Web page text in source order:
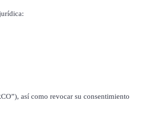
así como revocar su consentimiento